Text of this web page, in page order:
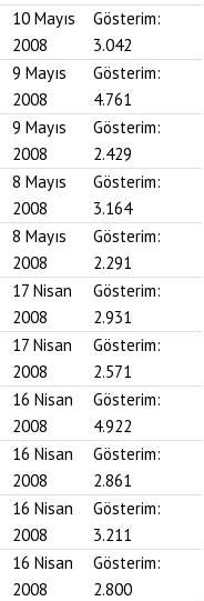
10 Mayıs
2008
Gösterim:
3.042
9 Mayıs
2008
Gösterim:
4.761
9 Mayıs
2008
Gösterim:
2.429
8 Mayıs
2008
Gösterim:
3.164
8 Mayıs
2008
Gösterim:
2.291
17 Nisan
2008
Gösterim:
2.931
17 Nisan
2008
Gösterim:
2.571
16 Nisan
2008
Gösterim:
4.922
16 Nisan
2008
Gösterim:
2.861
16 Nisan
2008
Gösterim:
3.211
16 Nisan
2008
Gösterim:
2.800